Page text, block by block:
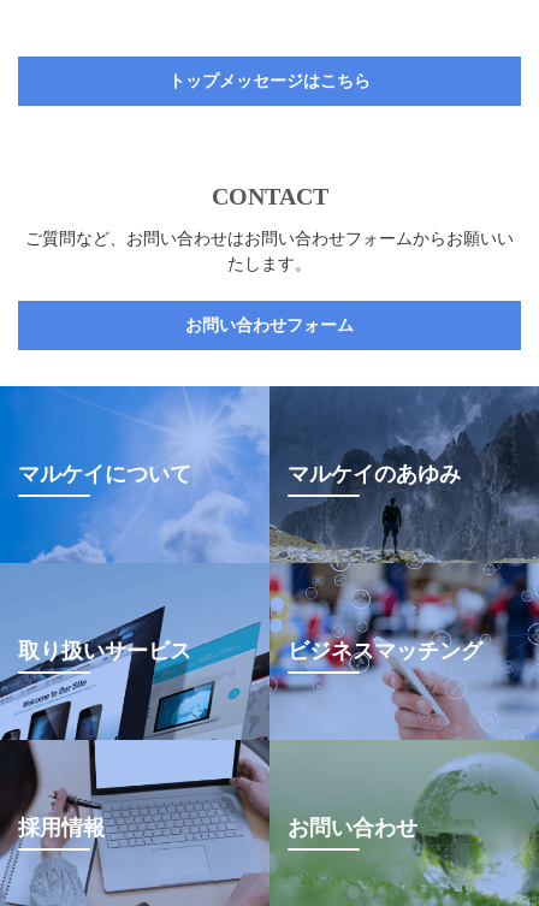
トップメッセージはこちら
CONTACT
ご質問など、お問い合わせはお問い合わせフォームからお願いい
たします。
お問い合わせフォーム
マルケイについて マルケイのあゆみ
取り扱いサービス ビジネスマッチング
採用情報 お問い合わせ